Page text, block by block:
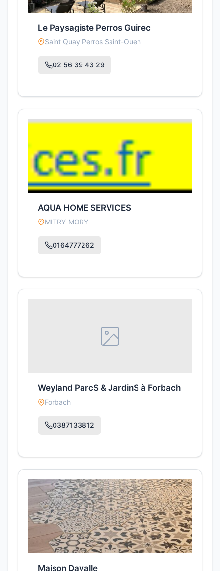
Le Paysagiste Perros Guirec
Saint Quay Perros Saint-Ouen
02 56 39 43 29
AQUA HOME SERVICES
MITRY-MORY
0164777262
Weyland ParcS & JardinS à Forbach
Forbach
0387133812
Maison Davalle